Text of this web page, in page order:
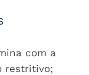
com a
restritivo;